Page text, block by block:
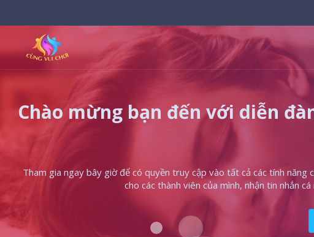
Chào mừng bạn đến với diễn
Tham gia ngay bây giờ để có quyền truy cập vào tất cả các tính năng
cho các thành viên của mình, nhận tin nhắn